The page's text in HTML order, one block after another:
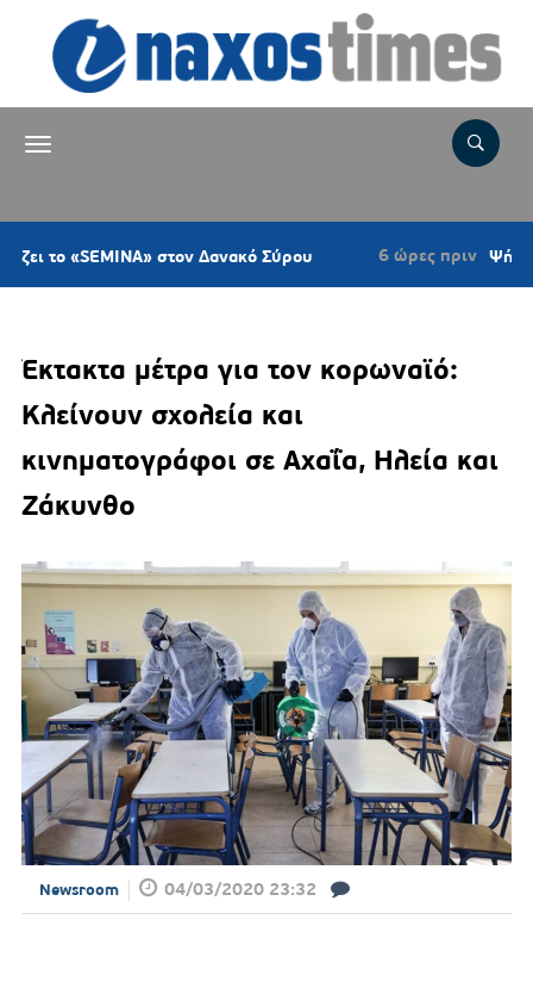
στον Δανακό Σύρου 6 ώρες πριν Ψήφισμα του
Έκτακτα μέτρα για τον κορωναϊό:
Κλείνουν σχολεία και
κινηματογράφοι σε Αχαΐα, Ηλεία και
Ζάκυνθο
Newsroom 04/03/2020 23:32